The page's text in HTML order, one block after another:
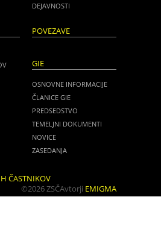
DEJAVNOSTI
POVEZAVE
GIE
OSNOVNE INFORMACIJE
ČLANICE GIE
PREDSEDSTVO
TEMELJNI DOKUMENTI
NOVICE
ZASEDANJA
ČASTNIKOV
©2026 ZSČAvtorji EMIGMA